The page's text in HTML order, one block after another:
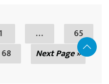
…
65
68 Next Page »